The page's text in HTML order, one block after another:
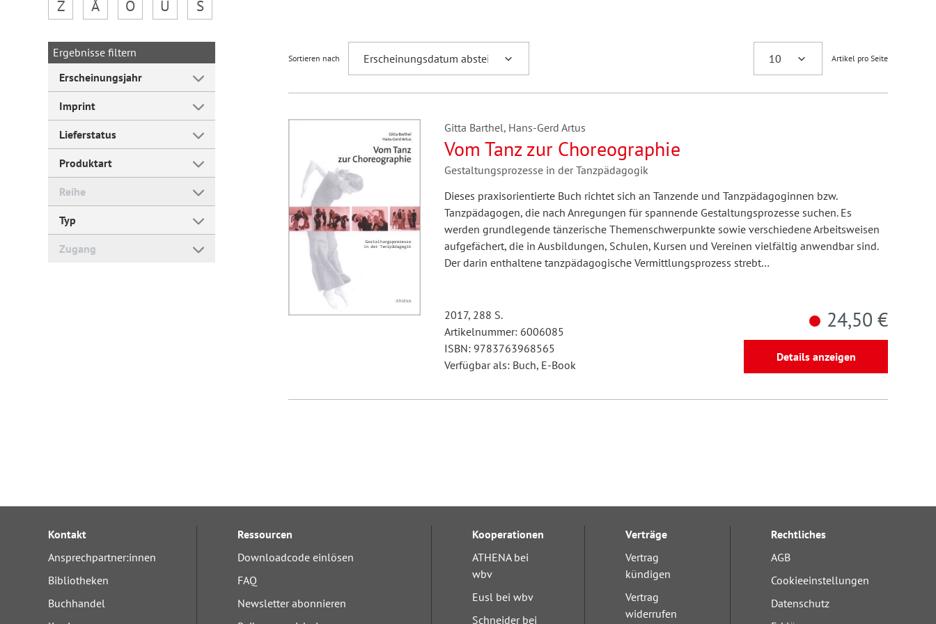
Forum Arbeitslehre
Z
Å Ö Ü Š
Ergebnisse filtern
Erscheinungsjahr
Imprint
Lieferstatus
Produktart
Reihe
Typ
Zugang
Sortieren nach Artikel pro Seite
Gitta Barthel, Hans-Gerd Artus
Vom Tanz zur Choreographie
Gestaltungsprozesse in der Tanzpädagogik
Dieses praxisorientierte Buch richtet sich an Tanzende und Tanzpädagoginnen bzw.
Tanzpädagogen, die nach Anregungen für spannende Gestaltungsprozesse suchen. Es
werden grundlegende tänzerische Themenschwerpunkte sowie verschiedene Arbeitsweisen
aufgefächert, die in Ausbildungen, Schulen, Kursen und Vereinen vielfältig anwendbar sind.
Der darin enthaltene tanzpädagogische Vermittlungsprozess strebt…
2017, 288 S.
Artikelnummer: 6006085
ISBN: 9783763968565
Verfügbar als: Buch, E-Book
24,50 €
Details anzeigen
Kontakt
Ansprechpartner:innen
Bibliotheken
Buchhandel
Ressourcen
Downloadcode einlösen
FAQ
Newsletter abonnieren
Kooperationen
ATHENA bei
wbv
Eusl bei wbv
Schneider bei
Verträge
Vertrag
kündigen
Vertrag
widerrufen
Rechtliches
AGB
Cookieeinstellungen
Datenschutz